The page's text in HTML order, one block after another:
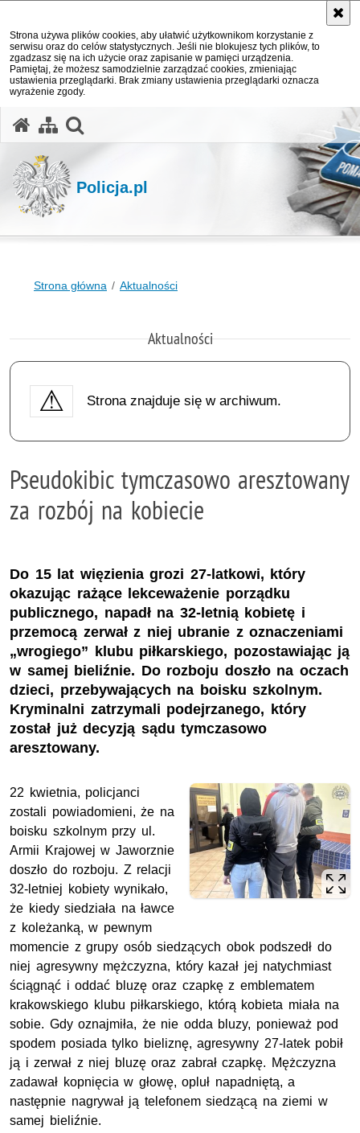
Strona używa plików cookies, aby ułatwić użytkownikom korzystanie z
serwisu oraz do celów statystycznych. Jeśli nie blokujesz tych plików, to
zgadzasz się na ich użycie oraz zapisanie w pamięci urządzenia.
Pamiętaj, że możesz samodzielnie zarządzać cookies, zmieniając
ustawienia przeglądarki. Brak zmiany ustawienia przeglądarki oznacza
wyrażenie zgody.
Policja.pl
Strona główna Aktualności
Aktualności
Strona znajduje się w archiwum.
Pseudokibic tymczasowo aresztowany
za rozbój na kobiecie
Do 15 lat więzienia grozi 27-latkowi, który
okazując rażące lekceważenie porządku
publicznego, napadł na 32-letnią kobietę i
przemocą zerwał z niej ubranie z oznaczeniami
„wrogiego” klubu piłkarskiego, pozostawiając ją
w samej bieliźnie. Do rozboju doszło na oczach
dzieci, przebywających na boisku szkolnym.
Kryminalni zatrzymali podejrzanego, który
został już decyzją sądu tymczasowo
aresztowany.
22 kwietnia, policjanci
zostali powiadomieni, że na
boisku szkolnym przy ul.
Armii Krajowej w Jaworznie
doszło do rozboju. Z relacji
32-letniej kobiety wynikało,
że kiedy siedziała na ławce
z koleżanką, w pewnym
momencie z grupy osób siedzących obok podszedł do
niej agresywny mężczyzna, który kazał jej natychmiast
ściągnąć i oddać bluzę oraz czapkę z emblematem
krakowskiego klubu piłkarskiego, którą kobieta miała na
sobie. Gdy oznajmiła, że nie odda bluzy, ponieważ pod
spodem posiada tylko bieliznę, agresywny 27-latek pobił
ją i zerwał z niej bluzę oraz zabrał czapkę. Mężczyzna
zadawał kopnięcia w głowę, opluł napadniętą, a
następnie nagrywał ją telefonem siedzącą na ziemi w
samej bieliźnie.